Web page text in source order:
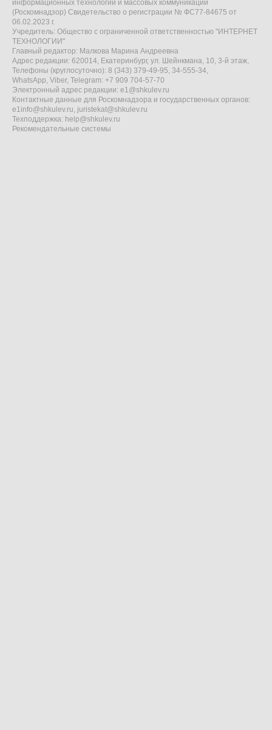
информационных технологий и массовых коммуникаций
(Роскомнадзор) Свидетельство о регистрации № ФС77-84675 от
06.02.2023 г.
Учредитель: Общество с ограниченной ответственностью "ИНТЕРНЕТ
ТЕХНОЛОГИИ"
Главный редактор: Малкова Марина Андреевна
Адрес редакции: 620014, Екатеринбург, ул. Шейнкмана, 10, 3-й этаж,
Телефоны (круглосуточно): 8 (343) 379-49-95, 34-555-34,
WhatsApp, Viber, Telegram: +7 909 704-57-70
Электронный адрес редакции: e1@shkulev.ru
Контактные данные для Роскомнадзора и государственных органов:
e1info@shkulev.ru, juristekat@shkulev.ru
Техподдержка: help@shkulev.ru
Рекомендательные системы